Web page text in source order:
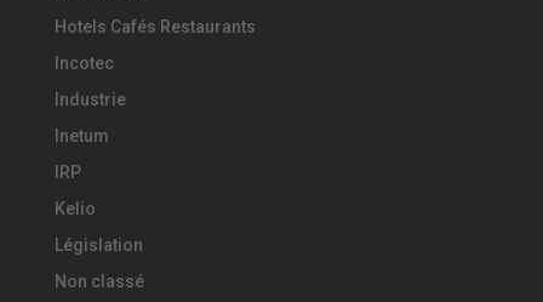
Hotels Cafés Restaurants
Incotec
Industrie
Inetum
IRP
Kelio
Législation
Non classé